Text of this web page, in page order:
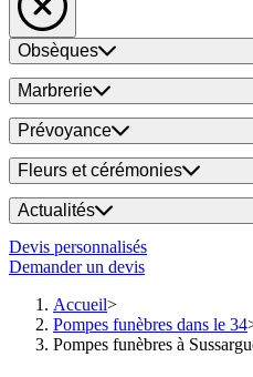
Obsèques
Marbrerie
Prévoyance
Fleurs et cérémonies
Actualités
Devis personnalisés
Demander un devis
Accueil
Pompes funèbres dans le 34
Pompes funèbres à